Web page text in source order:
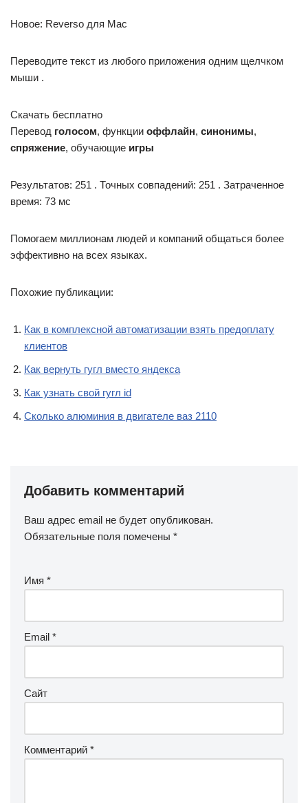
Новое: Reverso для Mac
Переводите текст из любого приложения одним щелчком
мыши .
Скачать бесплатно
Перевод голосом, функции оффлайн, синонимы,
спряжение, обучающие игры
Результатов: 251 . Точных совпадений: 251 . Затраченное
время: 73 мс
Помогаем миллионам людей и компаний общаться более
эффективно на всех языках.
Похожие публикации:
Как в комплексной автоматизации взять предоплату
клиентов
Как вернуть гугл вместо яндекса
Как узнать свой гугл id
Сколько алюминия в двигателе ваз 2110
Добавить комментарий
Ваш адрес email не будет опубликован.
Обязательные поля помечены *
Имя *
Email *
Сайт
Комментарий *